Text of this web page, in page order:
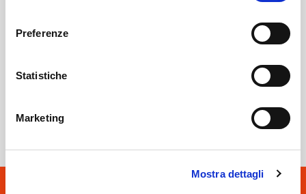
Preferenze
Statistiche
Marketing
Mostra dettagli